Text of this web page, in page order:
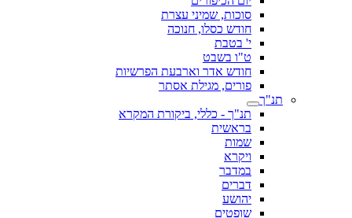
סוכות, שמיני עצרת
חודש כסלו, חנוכה
י' בטבת
ט"ו בשבט
חודש אדר וארבעת הפרשיות
פורים, מגילת אסתר
תנ"ך
תנ"ך - כללי, ביקורת המקרא
בראשית
שמות
ויקרא
במדבר
דברים
יהושע
שופטים